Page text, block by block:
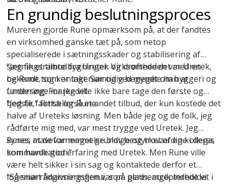
En grundig beslutningsproces
Mureren gjorde Rune opmærksom på, at der fandtes
en virksomhed ganske tæt på, som netop
specialiserede isætningsskaderog stabilisering af
sætningsramte bygninger. Virksomheden var Uretek,
og Rune tog kontakt. Samtidig begyndte han at
undersøge markedet.
“Jeg fik et tilbud fra Uretek og drøftede det med en
bekendt, som er ingeniør og ved meget om byggeri og
fundering. For jeg ville ikke bare tage den første og
bedste,” fortæller Rune.
“Jeg fik faktisk også et andet tilbud, der kun kostede det
halve af Ureteks løsning. Men både jeg og de folk, jeg
rådførte mig med, var mest trygge ved Uretek. Jeg
synes, at de var meget grundige og troværdige i deres
kommunikation.”
Runes mavefornemmelse blev bestyrket af en kollega,
som havde god erfaring med Uretek. Men Rune ville
være helt sikker i sin sag og kontaktede derfor et
ingeniørrådgivningsfirma, som gennemgik indholdet i
“Så snart finansieringen var på plads, accepterede vi